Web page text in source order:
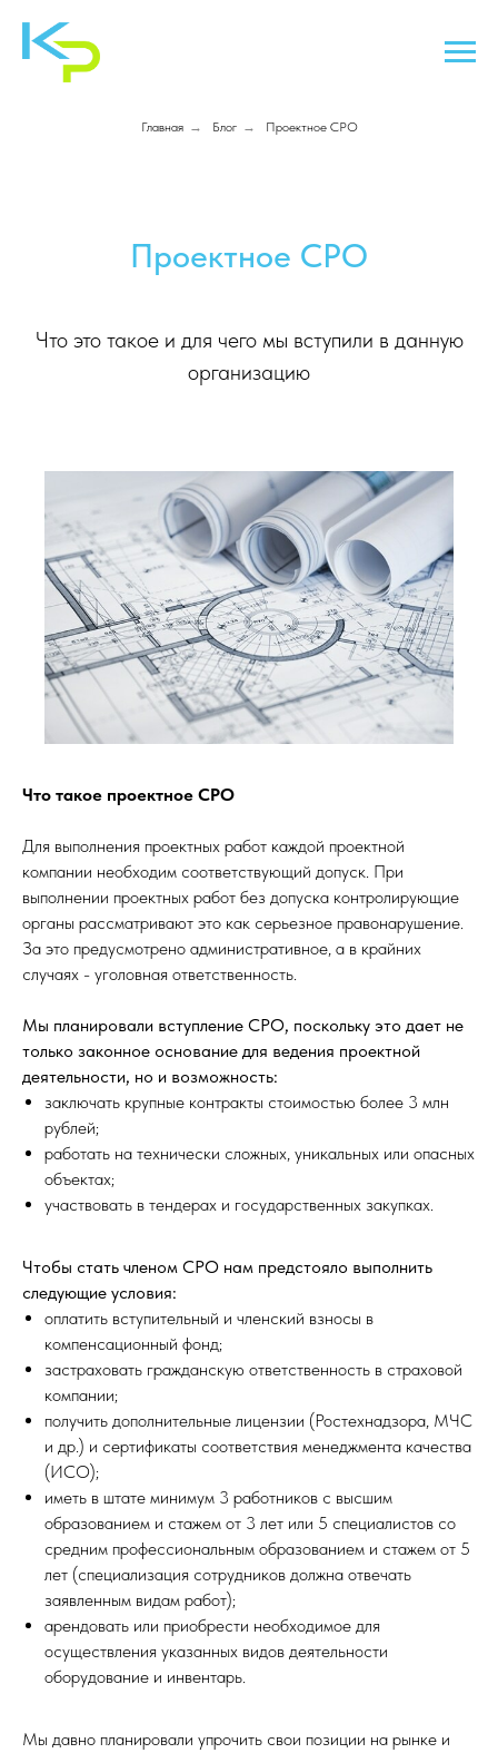
Главная → Блог → Проектное СРО
Проектное СРО
Что это такое и для чего мы вступили в данную
организацию
Что такое проектное СРО
Для выполнения проектных работ каждой проектной
компании необходим соответствующий допуск. При
выполнении проектных работ без допуска контролирующие
органы рассматривают это как серьезное правонарушение.
За это предусмотрено административное, а в крайних
случаях - уголовная ответственность.
Мы планировали вступление СРО, поскольку это дает не
только законное основание для ведения проектной
деятельности, но и возможность:
заключать крупные контракты стоимостью более 3 млн
рублей;
работать на технически сложных, уникальных или опасных
объектах;
участвовать в тендерах и государственных закупках.
Чтобы стать членом СРО нам предстояло выполнить
следующие условия:
оплатить вступительный и членский взносы в
компенсационный фонд;
застраховать гражданскую ответственность в страховой
компании;
получить дополнительные лицензии (Ростехнадзора, МЧС
и др.) и сертификаты соответствия менеджмента качества
(ИСО);
иметь в штате минимум 3 работников с высшим
образованием и стажем от 3 лет или 5 специалистов со
средним профессиональным образованием и стажем от 5
лет (специализация сотрудников должна отвечать
заявленным видам работ);
арендовать или приобрести необходимое для
осуществления указанных видов деятельности
оборудование и инвентарь.
Мы давно планировали упрочить свои позиции на рынке и